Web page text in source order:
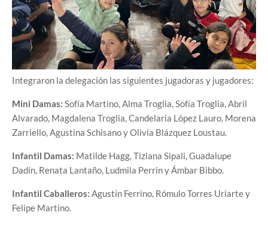
Integraron la delegación las siguientes jugadoras y jugadores:
Mini Damas: Sofía Martino, Alma Troglia, Sofía Troglia, Abril
Alvarado, Magdalena Troglia, Candelaria López Lauro, Morena
Zarriello, Agustina Schisano y Olivia Blázquez Loustau.
Infantil Damas: Matilde Hagg, Tiziana Sipali, Guadalupe
Dadín, Renata Lantaño, Ludmila Perrin y Ámbar Bibbo.
Infantil Caballeros: Agustín Ferrino, Rómulo Torres Uriarte y
Felipe Martino.